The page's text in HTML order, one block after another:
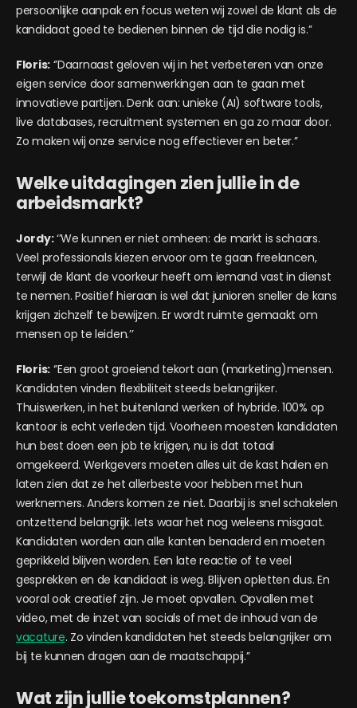
persoonlijke aanpak en focus weten wij zowel de klant als de
kandidaat goed te bedienen binnen de tijd die nodig is.’’
Floris:‘’Daarnaast geloven wij in het verbeteren van onze
eigen service door samenwerkingen aan te gaan met
innovatieve partijen. Denk aan: unieke (AI) software tools,
live databases, recruitment systemen en ga zo maar door.
Zo maken wij onze service nog effectiever en beter.’’
Welke uitdagingen zien jullie in de
arbeidsmarkt?
Jordy:‘’We kunnen er niet omheen: de markt is schaars.
Veel professionals kiezen ervoor om te gaan freelancen,
terwijl de klant de voorkeur heeft om iemand vast in dienst
te nemen. Positief hieraan is wel dat junioren sneller de kans
krijgen zichzelf te bewijzen. Er wordt ruimte gemaakt om
mensen op te leiden.’’
Floris:‘’Een groot groeiend tekort aan (marketing)mensen.
Kandidaten vinden flexibiliteit steeds belangrijker.
Thuiswerken, in het buitenland werken of hybride. 100% op
kantoor is echt verleden tijd. Voorheen moesten kandidaten
hun best doen een job te krijgen, nu is dat totaal
omgekeerd. Werkgevers moeten alles uit de kast halen en
laten zien dat ze het allerbeste voor hebben met hun
werknemers. Anders komen ze niet. Daarbij is snel schakelen
ontzettend belangrijk. Iets waar het nog weleens misgaat.
Kandidaten worden aan alle kanten benaderd en moeten
geprikkeld blijven worden. Een late reactie of te veel
gesprekken en de kandidaat is weg. Blijven opletten dus. En
vooral ook creatief zijn. Je moet opvallen. Opvallen met
video, met de inzet van socials of met de inhoud van de
vacature. Zo vinden kandidaten het steeds belangrijker om
bij te kunnen dragen aan de maatschappij.’’
Wat zijn jullie toekomstplannen?